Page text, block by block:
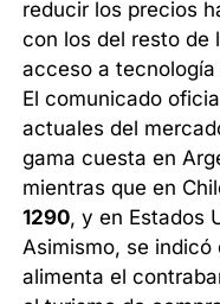
reducir los precios
con los del resto de
acceso a
El comunicado
actuales del
gama cuesta en
mientras que en
1290, y en Estados
Asimismo, se
alimenta el